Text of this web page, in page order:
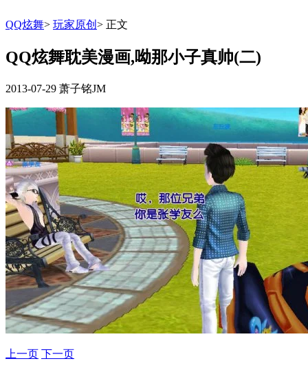
QQ炫舞> 玩家原创 > 正文
QQ炫舞耽美漫画,呦那小子真帅(二)
2013-07-29 萧子铭JM
上一页 下一页